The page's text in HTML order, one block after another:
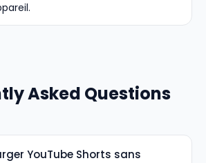
Asked Questions
YouTube Shorts sans